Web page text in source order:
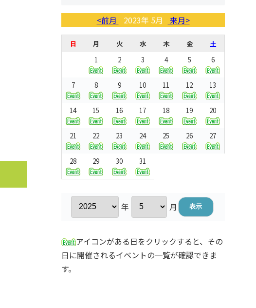
<前月 2023年 5月 来月>
日 月 火 水 木 金
土
1
2 3 4 5 6
7 8 9 10 11 12 13
14 15 16 17 18 19 20
21 22 23 24 25 26 27
28 29 30 31
年 月
アイコンがある日をクリックすると、その
日に開催されるイベントの一覧が確認できま
す。